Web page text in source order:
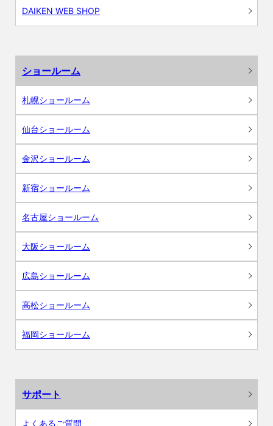
DAIKEN WEB SHOP
ショールーム
札幌ショールーム
仙台ショールーム
金沢ショールーム
新宿ショールーム
名古屋ショールーム
大阪ショールーム
広島ショールーム
高松ショールーム
福岡ショールーム
サポート
よくあるご質問